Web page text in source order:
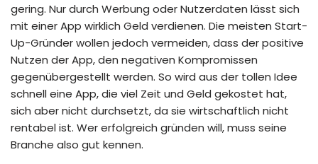
gering. Nur durch Werbung oder Nutzerdaten lässt sich
mit einer App wirklich Geld verdienen. Die meisten Start-
Up-Gründer wollen jedoch vermeiden, dass der positive
Nutzen der App, den negativen Kompromissen
gegenübergestellt werden. So wird aus der tollen Idee
schnell eine App, die viel Zeit und Geld gekostet hat,
sich aber nicht durchsetzt, da sie wirtschaftlich nicht
rentabel ist. Wer erfolgreich gründen will, muss seine
Branche also gut kennen.